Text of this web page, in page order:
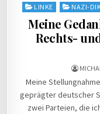
LINKE
NAZI-
Meine
Rechts-
Meine
geprägter deutscher
zwei Parteien, die